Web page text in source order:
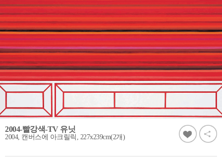
2004-빨강색-TV 유닛
2004, 캔버스에 아크릴릭, 227x239cm(2개)